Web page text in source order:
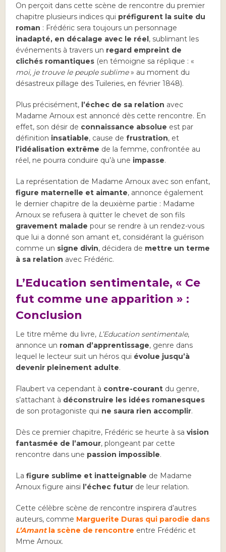
On perçoit dans cette scène de rencontre du premier
chapitre plusieurs indices qui préfigurent la suite du
roman : Frédéric sera toujours un personnage
inadapté, en décalage avec le réel, sublimant les
événements à travers un regard empreint de
clichés romantiques (en témoigne sa réplique : «
moi, je trouve le peuple sublime» au moment du
désastreux pillage des Tuileries, en février 1848).
Plus précisément, l’échec de sa relation avec
Madame Arnoux est annoncé dès cette rencontre. En
effet, son désir de connaissance absolue est par
définition insatiable, cause defrustration, et
l’idéalisation extrême de la femme, confrontée au
réel, ne pourra conduire qu’à une impasse.
La représentation de Madame Arnoux avec son enfant,
figure maternelle et aimante, annonce également
le dernier chapitre de la deuxième partie : Madame
Arnoux se refusera à quitter le chevet de son fils
gravement malade pour se rendre à un rendez-vous
que lui a donné son amant et, considérant la guérison
comme un signe divin, décidera de mettre un terme
à sa relation avec Frédéric.
L’Education sentimentale, « Ce
fut comme une apparition » :
Conclusion
Le titre même du livre, L’Education sentimentale,
annonce un roman d’apprentissage, genre dans
lequel le lecteur suit un héros qui évolue jusqu’à
devenir pleinement adulte.
Flaubert va cependant à contre-courant du genre,
s’attachant à déconstruire les idées romanesques
de son protagoniste qui ne saura rien accomplir.
Dès ce premier chapitre, Frédéric se heurte à savision
fantasmée de l’amour, plongeant par cette
rencontre dans une passion impossible.
Lafigure sublime et inatteignable de Madame
Arnoux figure ainsi l’échec futur de leur relation.
Cette célèbre scène de rencontre inspirera d’autres
auteurs, comme Marguerite Duras qui parodie dans
L’Amantla scène de rencontre entre Frédéric et
Mme Arnoux.